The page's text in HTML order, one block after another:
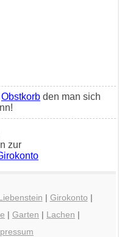
Obstkorb den man sich
zur
| Girokonto |
| Garten | Lachen |